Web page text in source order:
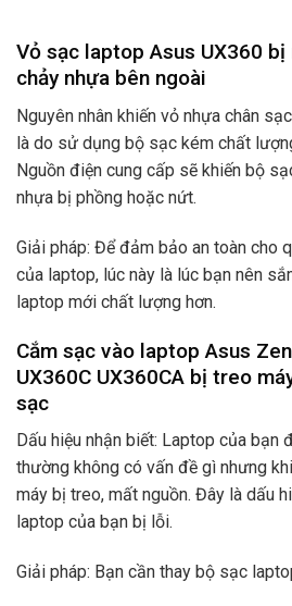
Vỏ sạc laptop Asus UX360
chảy nhựa bên ngoài
Nguyên nhân khiến vỏ nhựa chân
là do sử dụng bộ sạc kém chất
Nguồn điện cung cấp sẽ khiến bộ
nhựa bị phồng hoặc nứt.
Giải pháp: Để đảm bảo an toàn cho
của laptop, lúc này là lúc bạn nên
laptop mới chất lượng hơn.
Cắm sạc vào laptop Asus
UX360C UX360CA bị treo
sạc
Dấu hiệu nhận biết: Laptop của bạn
thường không có vấn đề gì nhưng
máy bị treo, mất nguồn. Đây là dấu
laptop của bạn bị lỗi.
Giải pháp: Bạn cần thay bộ sạc